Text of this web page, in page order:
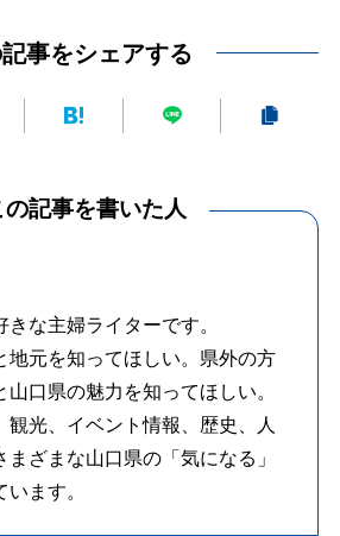
事をシェアする
の記事を書いた人
な主婦ライターです。
地元を知ってほしい。県外の方
口県の魅力を知ってほしい。
観光、イベント情報、歴史、人
ざまな山口県の「気になる」
ます。